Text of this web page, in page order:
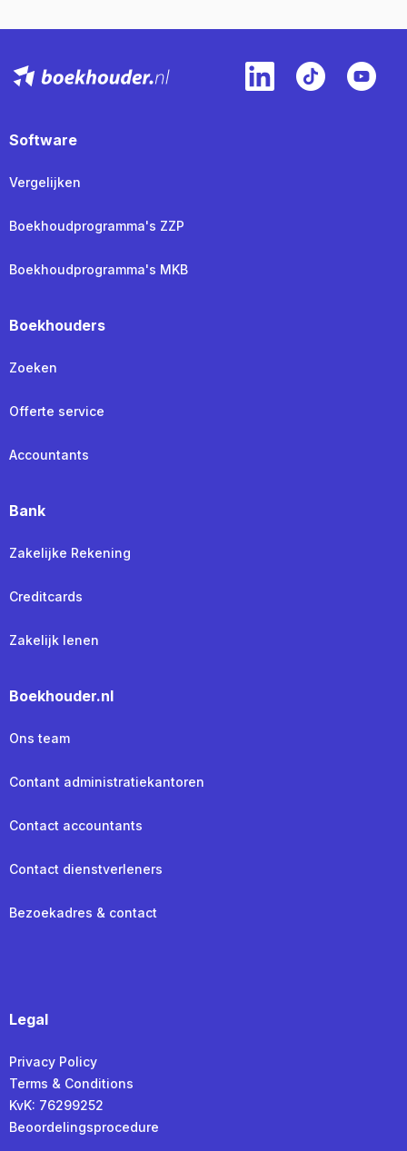
Software
Vergelijken
Boekhoudprogramma's ZZP
Boekhoudprogramma's MKB
Boekhouders
Zoeken
Offerte service
Accountants
Bank
Zakelijke Rekening
Creditcards
Zakelijk lenen
Boekhouder.nl
Ons team
Contant administratiekantoren
Contact accountants
Contact dienstverleners
Bezoekadres & contact
Legal
Privacy Policy
Terms & Conditions
KvK: 76299252
Beoordelingsprocedure